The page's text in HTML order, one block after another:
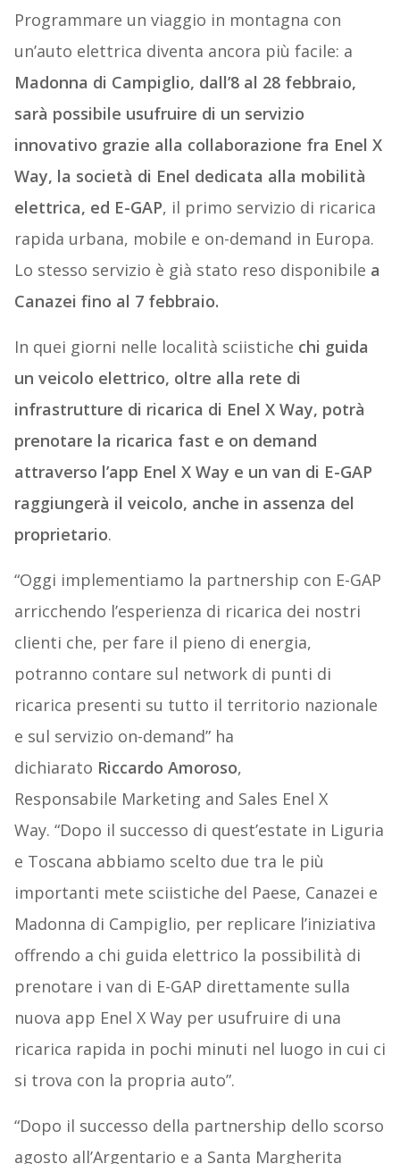
Programmare un viaggio in montagna con
un’auto elettrica diventa ancora più facile: a
Madonna di Campiglio, dall’8 al 28 febbraio,
sarà possibile usufruire di un servizio
innovativo grazie alla collaborazione fra Enel X
Way, la società di Enel dedicata alla mobilità
elettrica, ed E-GAP, il primo servizio di ricarica
rapida urbana, mobile e on-demand in Europa.
Lo stesso servizio è già stato reso disponibile a
Canazei fino al 7 febbraio.
In quei giorni nelle località sciistiche chi guida
un veicolo elettrico, oltre alla rete di
infrastrutture di ricarica di Enel X Way, potrà
prenotare la ricarica fast e on demand
attraverso l’app Enel X Way e un van di E-GAP
raggiungerà il veicolo, anche in assenza del
proprietario.
“Oggi implementiamo la partnership con E-GAP
arricchendo l’esperienza di ricarica dei nostri
clienti che, per fare il pieno di energia,
potranno contare sul network di punti di
ricarica presenti su tutto il territorio nazionale
e sul servizio on-demand” ha
dichiarato Riccardo Amoroso,
Responsabile Marketing and Sales Enel X
Way. “Dopo il successo di quest’estate in Liguria
e Toscana abbiamo scelto due tra le più
importanti mete sciistiche del Paese, Canazei e
Madonna di Campiglio, per replicare l’iniziativa
offrendo a chi guida elettrico la possibilità di
prenotare i van di E-GAP direttamente sulla
nuova app Enel X Way per usufruire di una
ricarica rapida in pochi minuti nel luogo in cui ci
si trova con la propria auto”.
“Dopo il successo della partnership dello scorso
agosto all’Argentario e a Santa Margherita